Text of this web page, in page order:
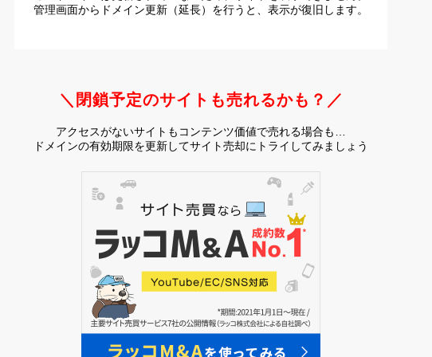
管理画面からドメイン更新（延長）を行うと、 表示が復旧します。
＼閉鎖予定のサイトも売れるかも？／
アクセスがないサイトもコンテンツ価値で売れる場合も…
ドメインの有効期限を更新してサイト売却にトライしてみましょう